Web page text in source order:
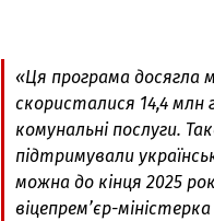
«Ця програма досягла
скористалися 14,4 млн
комунальні послуги.
підтримували
можна до кінця 2025
віцепрем’єр-